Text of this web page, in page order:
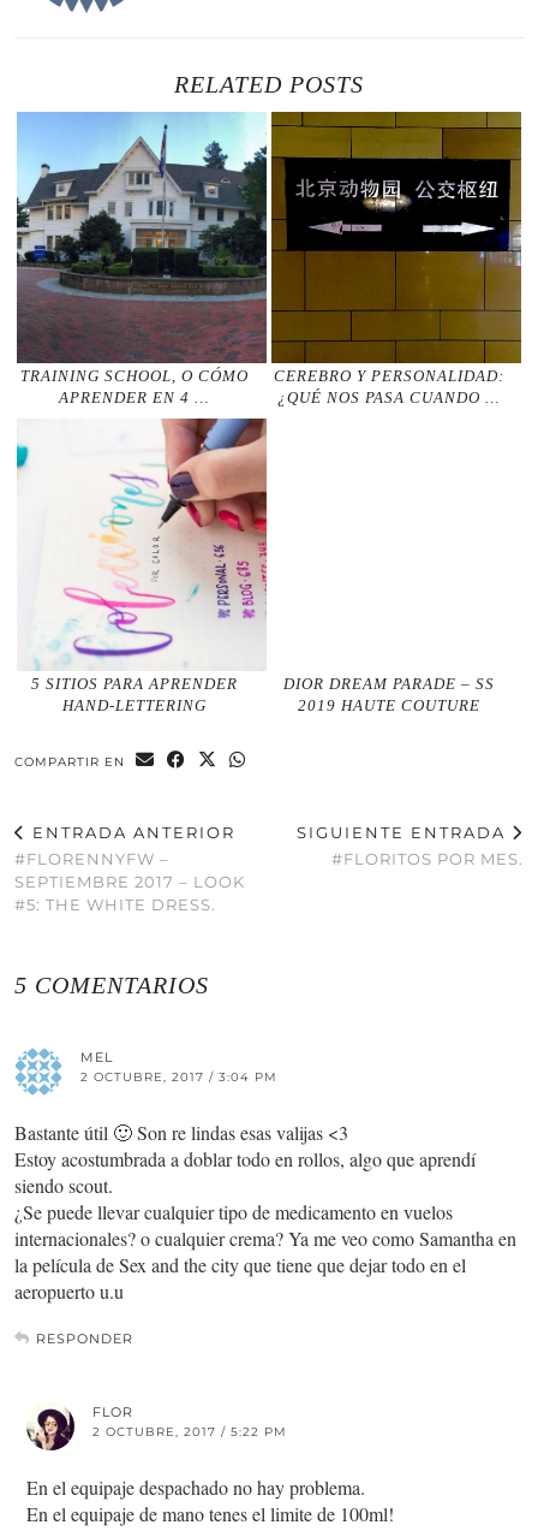
RELATED POSTS
TRAINING SCHOOL, O CÓMO
APRENDER EN 4 …
CEREBRO Y PERSONALIDAD:
¿QUÉ NOS PASA CUANDO …
5 SITIOS PARA APRENDER
HAND-LETTERING
DIOR DREAM PARADE – SS
2019 HAUTE COUTURE
COMPARTIR EN
ENTRADA ANTERIOR
#FLORENNYFW –
SEPTIEMBRE 2017 – LOOK
#5: THE WHITE DRESS.
SIGUIENTE ENTRADA
#FLORITOS POR MES.
5 COMENTARIOS
MEL
2 OCTUBRE, 2017 / 3:04 PM
Bastante útil 🙂 Son re lindas esas valijas <3
Estoy acostumbrada a doblar todo en rollos, algo que aprendí
siendo scout.
¿Se puede llevar cualquier tipo de medicamento en vuelos
internacionales? o cualquier crema? Ya me veo como Samantha en
la película de Sex and the city que tiene que dejar todo en el
aeropuerto u.u
RESPONDER
FLOR
2 OCTUBRE, 2017 / 5:22 PM
En el equipaje despachado no hay problema.
En el equipaje de mano tenes el limite de 100ml!